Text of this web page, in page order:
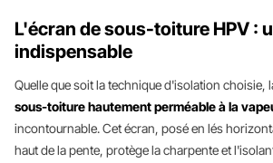
L'écran de sous-toiture HPV :
indispensable
Quelle que soit la technique d'isolation choisie,
sous-toiture hautement perméable à la
incontournable. Cet écran, posé en lés
haut de la pente, protège la charpente et